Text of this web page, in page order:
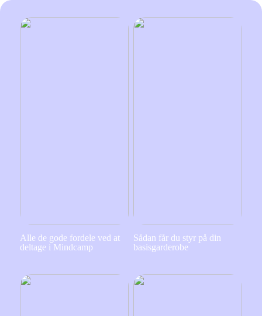
Alle de gode fordele ved at
deltage i Mindcamp
Sådan får du styr på din
basisgarderobe